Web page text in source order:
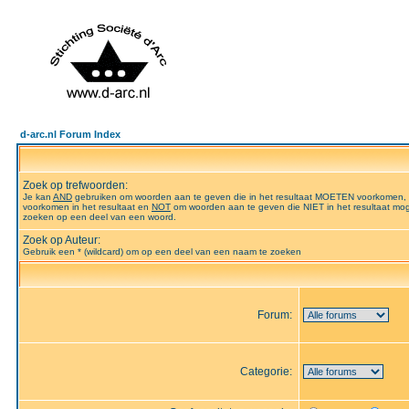
d-arc.nl Forum Index
Zoek op trefwoorden:
Je kan AND gebruiken om woorden aan te geven die in het resultaat MOETEN voorkomen,
voorkomen in het resultaat en NOT om woorden aan te geven die NIET in het resultaat
zoeken op een deel van een woord.
Zoek op Auteur:
Gebruik een * (wildcard) om op een deel van een naam te zoeken
Forum:
Categorie: